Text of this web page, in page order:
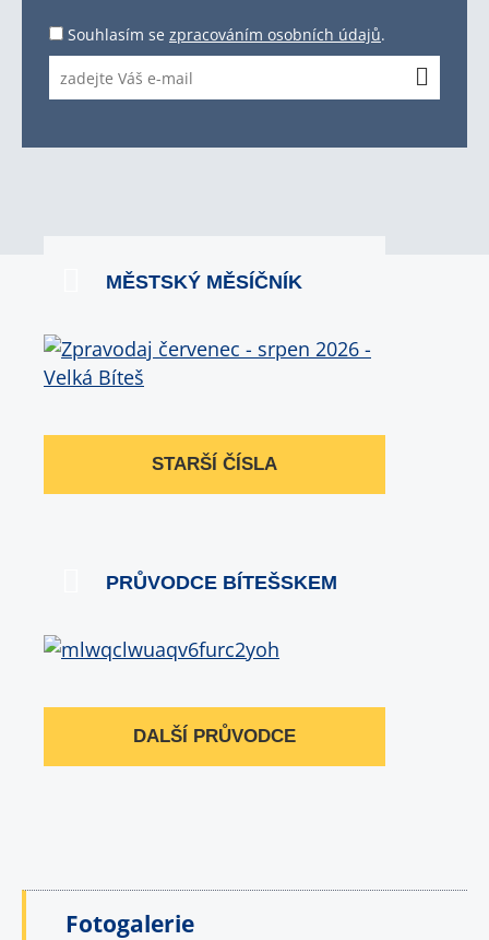
Souhlasím se zpracováním osobních údajů.
MĚSTSKÝ MĚSÍČNÍK
STARŠÍ ČÍSLA
PRŮVODCE BÍTEŠSKEM
DALŠÍ PRŮVODCE
Fotogalerie